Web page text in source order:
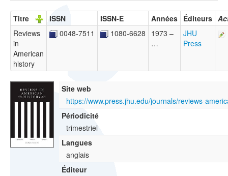
?
Titre ISSN ISSN-E Années Éditeurs
Reviews
in
American
history
0048-7511 1080-6628
1973 –
…
JHU
Press
Site web
https://www.press.jhu.edu/journals/reviews-
Périodicité
trimestriel
Langues
anglais
Éditeur